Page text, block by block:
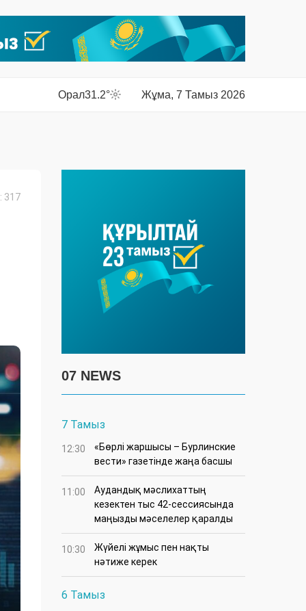
Орал31.2° Жұма, 7 Тамыз 2026
317
07 NEWS
7 Тамыз
12:30
«Бөрлі жаршысы – Бурлинские
вести» газетінде жаңа басшы
11:00
Аудандық мәслихаттың
кезектен тыс 42-сессиясында
маңызды мәселелер қаралды
10:30
Жүйелі жұмыс пен нақты
нәтиже керек
6 Тамыз